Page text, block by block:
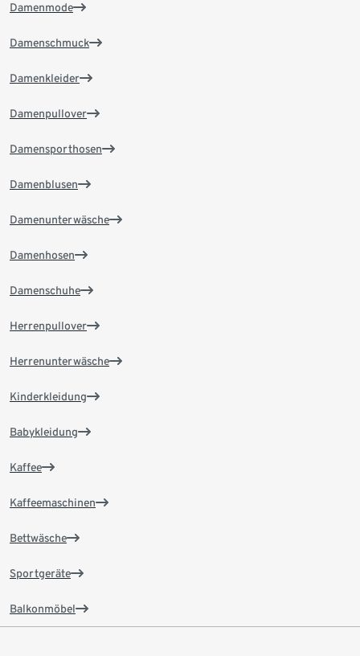
Damenmode
Damenschmuck
Damenkleider
Damenpullover
Damensporthosen
Damenblusen
Damenunterwäsche
Damenhosen
Damenschuhe
Herrenpullover
Herrenunterwäsche
Kinderkleidung
Babykleidung
Kaffee
Kaffeemaschinen
Bettwäsche
Sportgeräte
Balkonmöbel